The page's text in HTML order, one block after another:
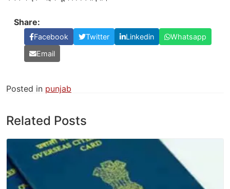
Share:
Facebook Twitter Linkedin
Whatsapp
Email
Posted in punjab
Related Posts